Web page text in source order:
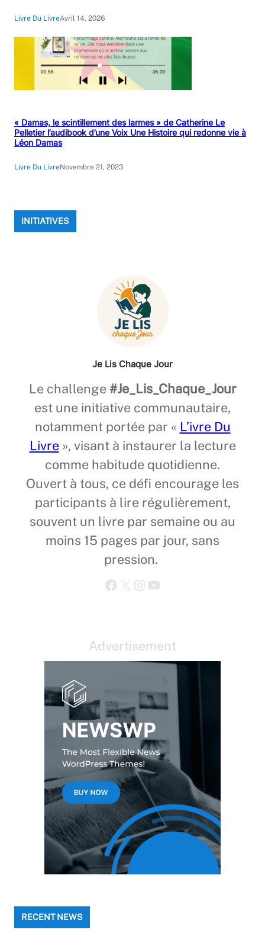
Livre Du LivreAvril 14, 2026
« Damas, le scintillement des larmes » de Catherine Le
Pelletier l’audibook d’une Voix Une Histoire qui redonne vie à
Léon Damas
Livre Du LivreNovembre 21, 2023
INITIATIVES
Je Lis Chaque Jour
Le challenge#Je_Lis_Chaque_Jour
est une initiative communautaire,
notamment portée par « L’ivre Du
Livre», visant à instaurer la lecture
comme habitude quotidienne.
Ouvert à tous, ce défi encourage les
participants à lire régulièrement,
souvent un livre par semaine ou au
moins 15 pages par jour, sans
pression.
Facebook X Instagram YouTube
Advertisement
RECENT NEWS